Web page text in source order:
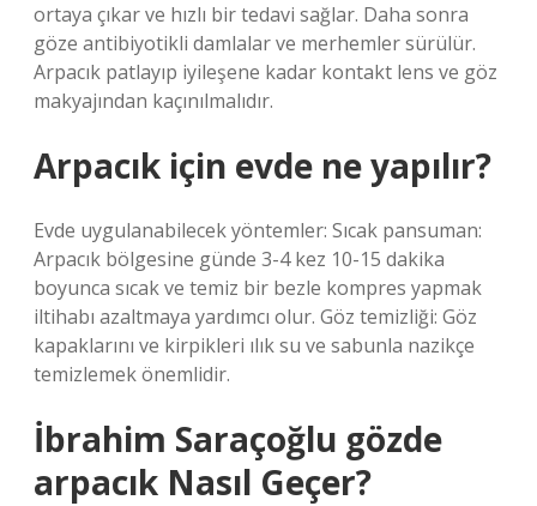
ortaya çıkar ve hızlı bir tedavi sağlar. Daha sonra
göze antibiyotikli damlalar ve merhemler sürülür.
Arpacık patlayıp iyileşene kadar kontakt lens ve göz
makyajından kaçınılmalıdır.
Arpacık için evde ne yapılır?
Evde uygulanabilecek yöntemler: Sıcak pansuman:
Arpacık bölgesine günde 3-4 kez 10-15 dakika
boyunca sıcak ve temiz bir bezle kompres yapmak
iltihabı azaltmaya yardımcı olur. Göz temizliği: Göz
kapaklarını ve kirpikleri ılık su ve sabunla nazikçe
temizlemek önemlidir.
İbrahim Saraçoğlu gözde
arpacık Nasıl Geçer?